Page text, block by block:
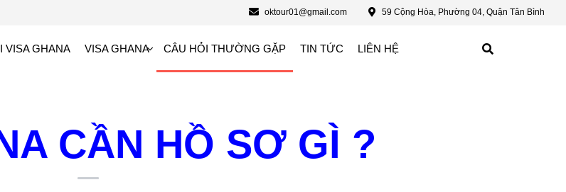
oktour01@gmail.com 59 Cộng Hòa, Phường 04, Quận Tân Bình
VISA GHANA VISA GHANA CÂU HỎI THƯỜNG GẶP TIN TỨC LIÊN HỆ
CẦN HỒ SƠ GÌ ?